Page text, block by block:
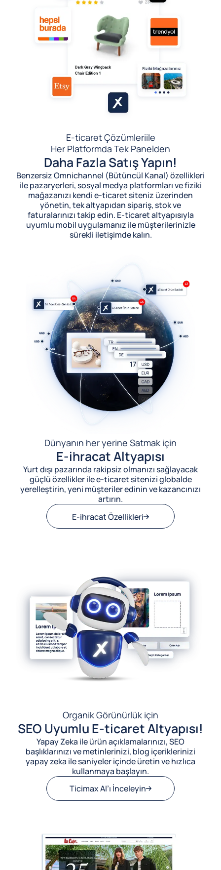
E-ticaret Çözümleriile
Her Platformda Tek Panelden
Daha Fazla Satış Yapın!
Benzersiz Omnichannel (Bütüncül Kanal) özellikleri
ile pazaryerleri, sosyal medya platformları ve fiziki
mağazanızı kendi e-ticaret siteniz üzerinden
yönetin, tek altyapıdan sipariş, stok ve
faturalarınızı takip edin. E-ticaret altyapısıyla
uyumlu mobil uygulamanız ile müşterilerinizle
sürekli iletişimde kalın.
Dünyanın her yerine Satmak için
E-ihracat Altyapısı
Yurt dışı pazarında rakipsiz olmanızı sağlayacak
güçlü özellikler ile e-ticaret sitenizi globalde
yerelleştirin, yeni müşteriler edinin ve kazancınızı
artırın.
E-ihracat Özellikleri
Organik Görünürlük için
SEO Uyumlu E-ticaret Altyapısı!
Yapay Zeka ile ürün açıklamalarınızı, SEO
başlıklarınızı ve metinlerinizi, blog içeriklerinizi
yapay zeka ile saniyeler içinde üretin ve hızlıca
kullanmaya başlayın.
Ticimax AI’ı İnceleyin